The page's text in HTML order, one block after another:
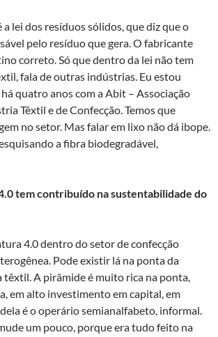
a lei dos resíduos sólidos, que diz que o
pelo resíduo que gera. O fabricante
correto. Só que dentro da lei não tem
fala de outras indústrias. Eu estou
quatro anos com a Abit – Associação
Têxtil e de Confecção. Temos que
no setor. Mas falar em lixo não dá ibope.
a fibra biodegradável,
tem contribuído na sustentabilidade do
4.0 dentro do setor de confecção
Pode existir lá na ponta da
têxtil. A pirâmide é muito rica na ponta,
em alto investimento em capital, em
dela é o operário semianalfabeto, informal.
um pouco, porque era tudo feito na